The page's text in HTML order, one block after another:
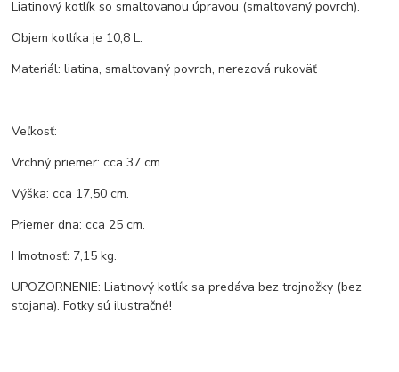
Liatinový kotlík so smaltovanou úpravou (smaltovaný povrch).
Objem kotlíka je 10,8 L.
Materiál: liatina, smaltovaný povrch, nerezová rukoväť
Veľkosť:
Vrchný priemer: cca 37 cm.
Výška: cca 17,50 cm.
Priemer dna: cca 25 cm.
Hmotnosť: 7,15 kg.
UPOZORNENIE: Liatinový kotlík sa predáva bez trojnožky (bez
stojana). Fotky sú ilustračné!